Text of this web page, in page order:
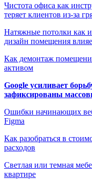
Чистота офиса как
теряет клиентов из-за
Натяжные потолки как
дизайн помещения
Как демонтаж
активом
Google усиливает
зафиксированы
Ошибки начинающих
Figma
Как разобраться в
расходов
Светлая или темная
квартире